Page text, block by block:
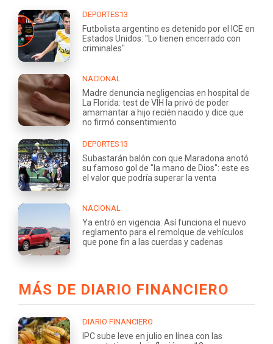
DEPORTES13
Futbolista argentino es detenido por el ICE en
Estados Unidos: "Lo tienen encerrado con
criminales"
NACIONAL
Madre denuncia negligencias en hospital de
La Florida: test de VIH la privó de poder
amamantar a hijo recién nacido y dice que
no firmó consentimiento
DEPORTES13
Subastarán balón con que Maradona anotó
su famoso gol de "la mano de Dios": este es
el valor que podría superar la venta
NACIONAL
Ya entró en vigencia: Así funciona el nuevo
reglamento para el remolque de vehículos
que pone fin a las cuerdas y cadenas
MÁS DE DIARIO FINANCIERO
DIARIO FINANCIERO
IPC sube leve en julio en línea con las